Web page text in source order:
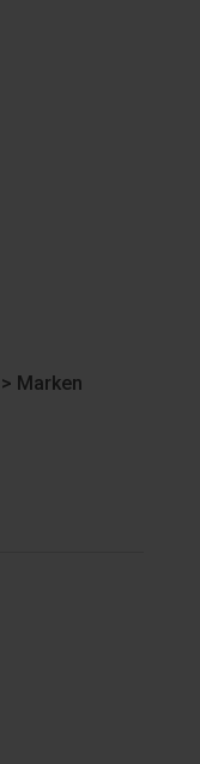
> Marken